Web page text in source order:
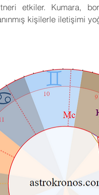
etkiler. Kumara,
kişilerle iletişimi